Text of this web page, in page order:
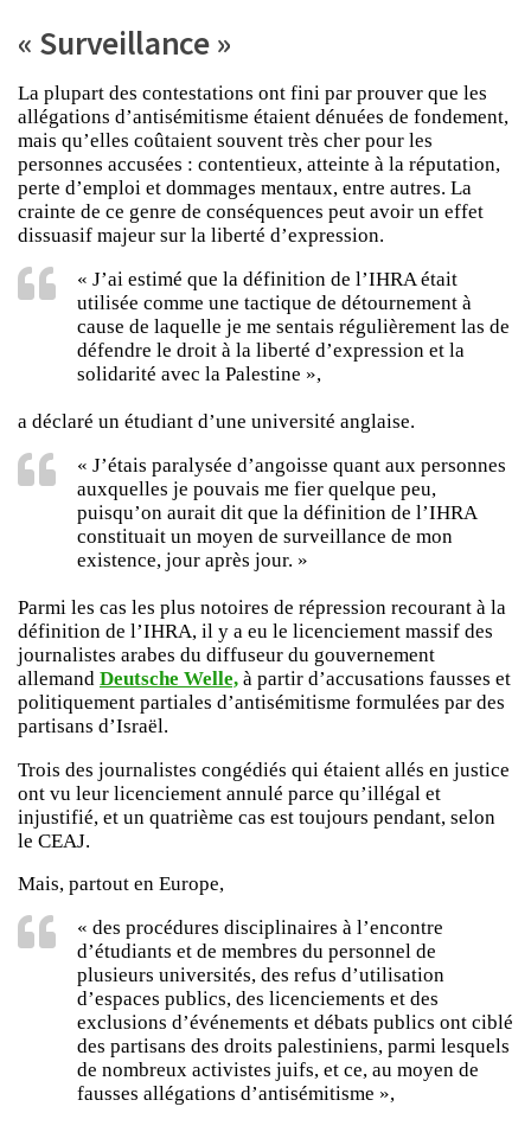
« Surveillance »
La plupart des contestations ont fini par prouver que les
allégations d’antisémitisme étaient dénuées de fondement,
mais qu’elles coûtaient souvent très cher pour les
personnes accusées : contentieux, atteinte à la réputation,
perte d’emploi et dommages mentaux, entre autres. La
crainte de ce genre de conséquences peut avoir un effet
dissuasif majeur sur la liberté d’expression.
« J’ai estimé que la définition de l’IHRA était
utilisée comme une tactique de détournement à
cause de laquelle je me sentais régulièrement las de
défendre le droit à la liberté d’expression et la
solidarité avec la Palestine »,
a déclaré un étudiant d’une université anglaise.
« J’étais paralysée d’angoisse quant aux personnes
auxquelles je pouvais me fier quelque peu,
puisqu’on aurait dit que la définition de l’IHRA
constituait un moyen de surveillance de mon
existence, jour après jour. »
Parmi les cas les plus notoires de répression recourant à la
définition de l’IHRA, il y a eu le licenciement massif des
journalistes arabes du diffuseur du gouvernement
allemand Deutsche Welle, à partir d’accusations fausses et
politiquement partiales d’antisémitisme formulées par des
partisans d’Israël.
Trois des journalistes congédiés qui étaient allés en justice
ont vu leur licenciement annulé parce qu’illégal et
injustifié, et un quatrième cas est toujours pendant, selon
le CEAJ.
Mais, partout en Europe,
« des procédures disciplinaires à l’encontre
d’étudiants et de membres du personnel de
plusieurs universités, des refus d’utilisation
d’espaces publics, des licenciements et des
exclusions d’événements et débats publics ont ciblé
des partisans des droits palestiniens, parmi lesquels
de nombreux activistes juifs, et ce, au moyen de
fausses allégations d’antisémitisme »,